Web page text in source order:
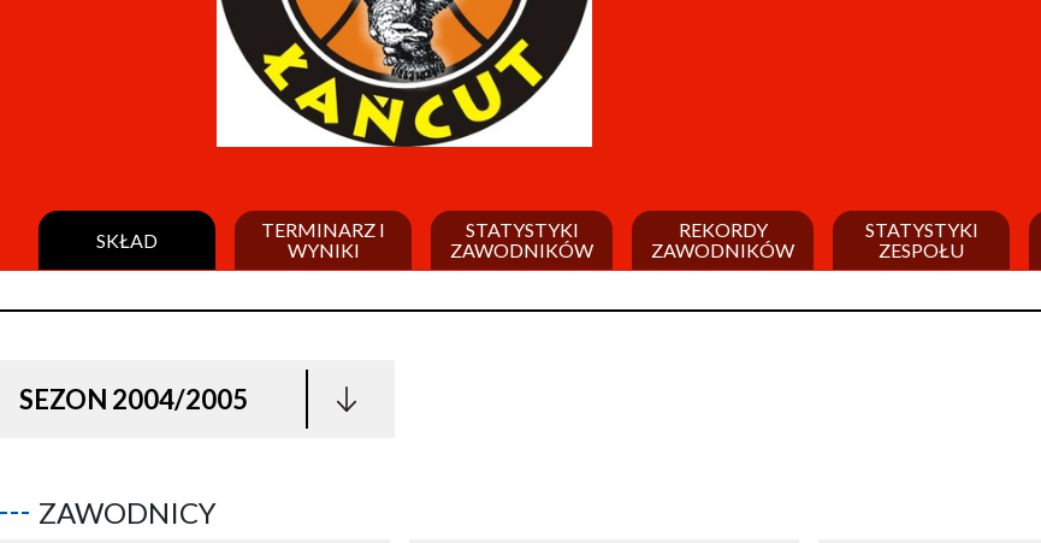
SKŁAD
TERMINARZ I
WYNIKI
STATYSTYKI
ZAWODNIKÓW
REKORDY
ZAWODNIKÓW
STATYSTYKI
ZESPOŁU
SEZON 2004/2005
ZAWODNICY